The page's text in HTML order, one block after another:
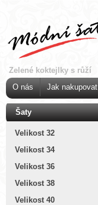
Zelené koktejlky s růží
O nás
Jak nakupovat
Šaty
Velikost 32
Velikost 34
Velikost 36
Velikost 38
Velikost 40